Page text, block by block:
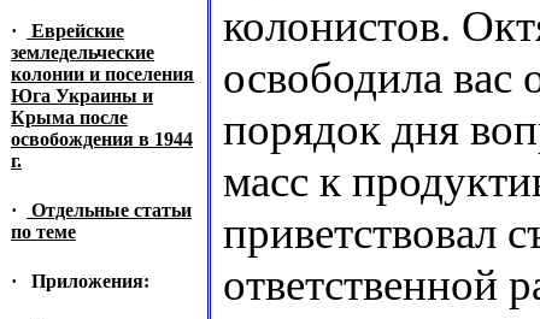
·
Еврейские
земледельческие
колонии и поселения
Юга Украины и
Крыма после
освобождения в 1944
г.
·
Отдельные статьи
по теме
· Приложения:
колонистов.
освободила вас
порядок дня
масс к
приветствовал
ответственной